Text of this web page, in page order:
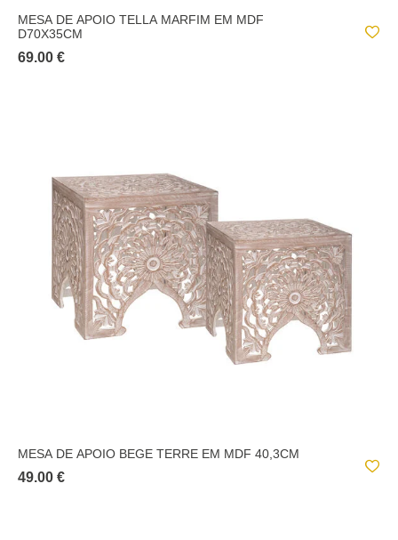
MESA DE APOIO TELLA MARFIM EM MDF
D70X35CM
69.00 €
MESA DE APOIO BEGE TERRE EM MDF 40,3CM
49.00 €